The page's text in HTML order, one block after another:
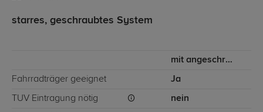
starres, geschraubtes System
mit angeschraubtem Kugelkopf
Fahrradträger geeignet Ja
TÜV Eintragung nötig nein